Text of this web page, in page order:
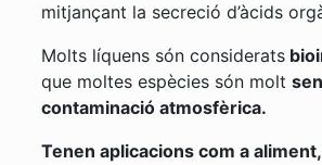
mitjançant la secreció d’àcids
Molts líquens són considerats
que moltes espècies són molt
contaminació atmosfèrica.
Tenen aplicacions com a